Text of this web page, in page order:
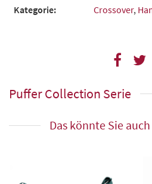
Kategorie: Crossover,
Puffer Collection Serie
Das könnte Sie